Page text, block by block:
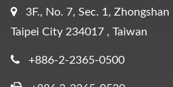
3F., No. 7, Sec. 1,
Taipei City 234017 , Taiwan
+886-2-2365-0500